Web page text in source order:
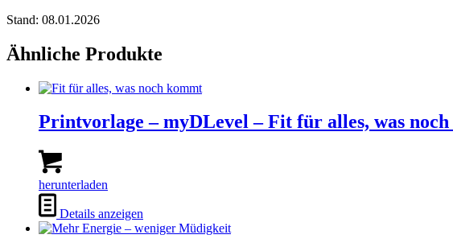
Stand: 08.01.2026
Ähnliche Produkte
Printvorlage – myDLevel – Fit für alles, was
herunterladen
Details anzeigen